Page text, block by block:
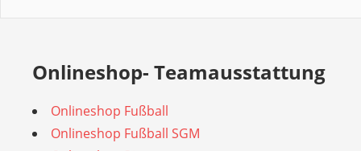
Onlineshop- Teamausstattung
Onlineshop Fußball
Onlineshop Fußball SGM